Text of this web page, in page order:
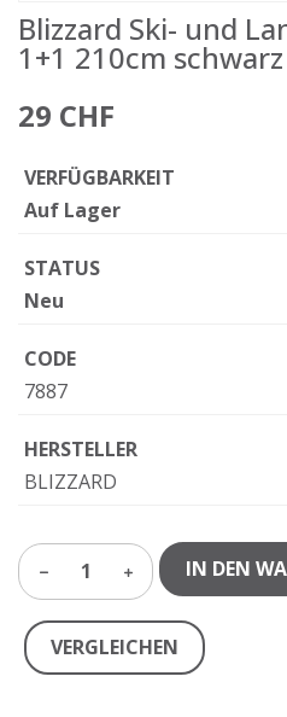
Blizzard Ski- und
1+1 210cm schwarz
29 CHF
VERFÜGBARKEIT
Auf Lager
STATUS
Neu
CODE
7887
HERSTELLER
BLIZZARD
1 IN DEN
VERGLEICHEN